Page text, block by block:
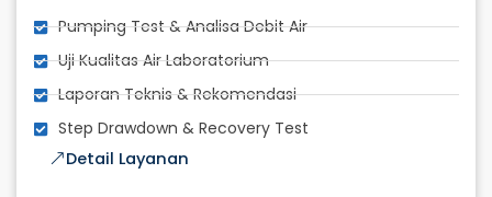
Pumping Test & Analisa Debit Air
Uji Kualitas Air Laboratorium
Laporan Teknis & Rekomendasi
Step Drawdown & Recovery Test
Detail Layanan